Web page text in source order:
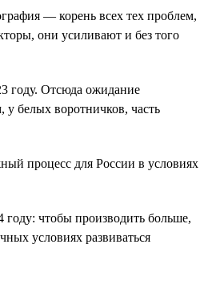
— корень всех тех проблем,
они усиливают и без того
году. Отсюда ожидание
белых воротничков, часть
процесс для России в условиях
чтобы производить больше,
условиях развиваться